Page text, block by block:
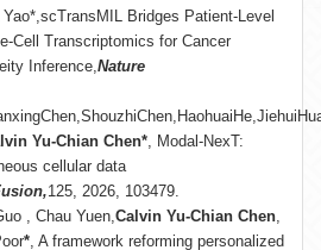
Bridges Patient-Level
Cell Transcriptomics for Cancer
Inference,Nature
Yu-Chian Chen*, Modal-NexT:
cellular data
125, 2026, 103479.
, Chau Yuen,Calvin Yu-Chian Chen,
*, A framework reforming personalized